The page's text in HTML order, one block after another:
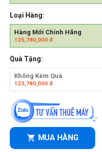
Loại Hàng:
Hàng Mới Chính Hãng
125,780,000 đ
Quà Tặng:
Không Kèm Quà
123,780,000 đ
MUA HÀNG